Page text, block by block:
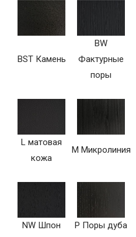
BST Камень
BW
Фактурные
поры
L матовая
кожа
M Микролиния
NW Шпон P Поры дуба